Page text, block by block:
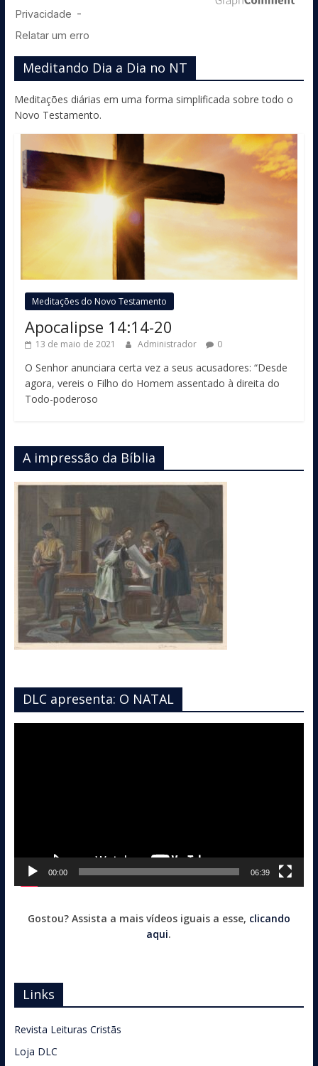
Meditando Dia a Dia no NT
Meditações diárias em uma forma simplificada sobre todo o
Novo Testamento.
Meditações do Novo Testamento
Apocalipse 14:14-20
13 de maio de 2021 Administrador 0
O Senhor anunciara certa vez a seus acusadores: “Desde
agora, vereis o Filho do Homem assentado à direita do
Todo-poderoso
A impressão da Bíblia
DLC apresenta: O NATAL
00:00 06:39
Gostou? Assista a mais vídeos iguais a esse, clicando
aqui.
Links
Revista Leituras Cristãs
Loja DLC